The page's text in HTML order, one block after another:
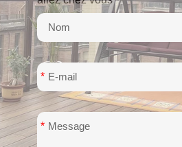
*
*